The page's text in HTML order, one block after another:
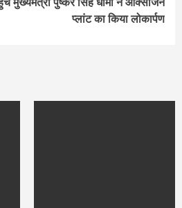
प्लांट का किया लोकार्पण